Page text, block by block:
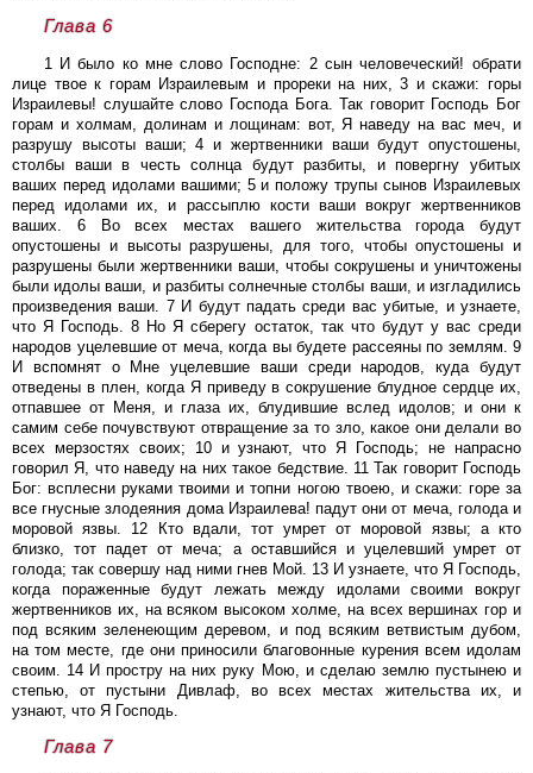
Глава 6
1 И было ко мне слово Господне: 2 сын человеческий! обрати
лице твое к горам Израилевым и прореки на них, 3 и скажи: горы
Израилевы! слушайте слово Господа Бога. Так говорит Господь Бог
горам и холмам, долинам и лощинам: вот, Я наведу на вас меч, и
разрушу высоты ваши; 4 и жертвенники ваши будут опустошены,
столбы ваши в честь солнца будут разбиты, и повергну убитых
ваших перед идолами вашими; 5 и положу трупы сынов Израилевых
перед идолами их, и рассыплю кости ваши вокруг жертвенников
ваших. 6 Во всех местах вашего жительства города будут
опустошены и высоты разрушены, для того, чтобы опустошены и
разрушены были жертвенники ваши, чтобы сокрушены и уничтожены
были идолы ваши, и разбиты солнечные столбы ваши, и изгладились
произведения ваши. 7 И будут падать среди вас убитые, и узнаете,
что Я Господь. 8 Но Я сберегу остаток, так что будут у вас среди
народов уцелевшие от меча, когда вы будете рассеяны по землям. 9
И вспомнят о Мне уцелевшие ваши среди народов, куда будут
отведены в плен, когда Я приведу в сокрушение блудное сердце их,
отпавшее от Меня, и глаза их, блудившие вслед идолов; и они к
самим себе почувствуют отвращение за то зло, какое они делали во
всех мерзостях своих; 10 и узнают, что Я Господь; не напрасно
говорил Я, что наведу на них такое бедствие. 11 Так говорит Господь
Бог: всплесни руками твоими и топни ногою твоею, и скажи: горе за
все гнусные злодеяния дома Израилева! падут они от меча, голода и
моровой язвы. 12 Кто вдали, тот умрет от моровой язвы; а кто
близко, тот падет от меча; а оставшийся и уцелевший умрет от
голода; так совершу над ними гнев Мой. 13 И узнаете, что Я Господь,
когда пораженные будут лежать между идолами своими вокруг
жертвенников их, на всяком высоком холме, на всех вершинах гор и
под всяким зеленеющим деревом, и под всяким ветвистым дубом,
на том месте, где они приносили благовонные курения всем идолам
своим. 14 И простру на них руку Мою, и сделаю землю пустынею и
степью, от пустыни Дивлаф, во всех местах жительства их, и
узнают, что Я Господь.
Глава 7